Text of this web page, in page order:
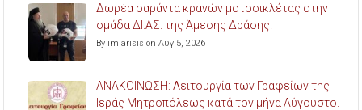
Δωρέα σαράντα κρανών μοτοσικλέτας στην
ομάδα ΔΙ.ΑΣ. της Άμεσης Δράσης.
By imlarisis on Αυγ 5, 2026
ΑΝΑΚΟΙΝΩΣΗ: Λειτουργία των Γραφείων της
Ιεράς Μητροπόλεως κατά τον μήνα Αύγουστο.